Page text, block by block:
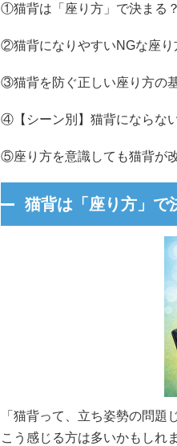
①猫背は「座り方」で決まる
②猫背になりやすいNGな座り
③猫背を防ぐ正しい座り方の
④【シーン別】猫背にならな
⑤座り方を意識しても猫背が
猫背は「座り方」で
「猫背って、立ち姿勢の問題
こう感じる方は多いかもしれ